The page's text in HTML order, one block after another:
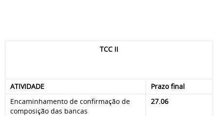
TCC II
ATIVIDADE
Prazo final
Encaminhamento de confirmação de
composição das bancas
27.06